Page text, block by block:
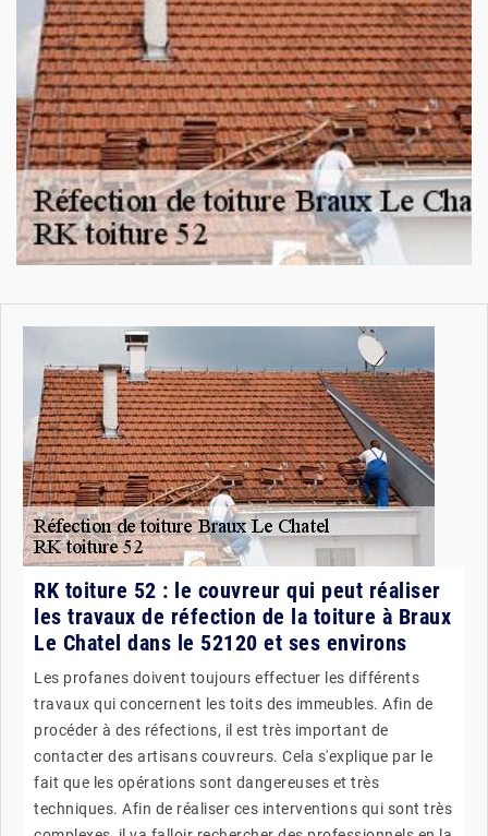
RK toiture 52 : le couvreur qui peut réaliser
les travaux de réfection de la toiture à Braux
Le Chatel dans le 52120 et ses environs
Les profanes doivent toujours effectuer les différents
travaux qui concernent les toits des immeubles. Afin de
procéder à des réfections, il est très important de
contacter des artisans couvreurs. Cela s'explique par le
fait que les opérations sont dangereuses et très
techniques. Afin de réaliser ces interventions qui sont très